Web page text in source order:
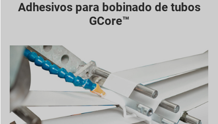
Adhesivos para bobinado de tubos
GCore™